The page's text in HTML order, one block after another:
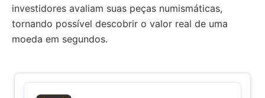
investidores avaliam suas peças numismáticas,
tornando possível descobrir o valor real de uma
moeda em segundos.